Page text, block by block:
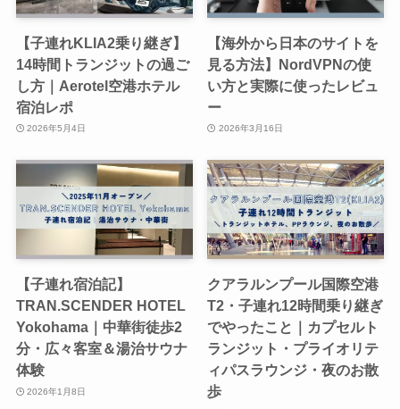
【子連れKLIA2乗り継ぎ】
14時間トランジットの過ご
し方｜Aerotel空港ホテル
宿泊レポ
2026年5月4日
【海外から日本のサイトを
見る方法】NordVPNの使
い方と実際に使ったレビュ
ー
2026年3月16日
【子連れ宿泊記】
TRAN.SCENDER HOTEL
Yokohama｜中華街徒歩2
分・広々客室＆湯治サウナ
体験
2026年1月8日
クアラルンプール国際空港
T2・子連れ12時間乗り継ぎ
でやったこと｜カプセルト
ランジット・プライオリテ
ィパスラウンジ・夜のお散
歩